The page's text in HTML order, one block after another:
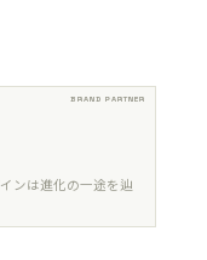
ンは進化の一途を辿